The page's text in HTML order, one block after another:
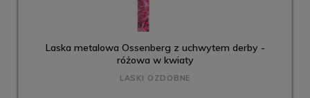
Laska metalowa Ossenberg z uchwytem derby -
różowa w kwiaty
LASKI OZDOBNE